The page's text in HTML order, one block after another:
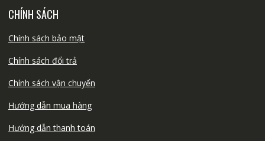
CHÍNH SÁCH
Chính sách bảo mật
Chính sách đổi trả
Chính sách vận chuyển
Hướng dẫn mua hàng
Hướng dẫn thanh toán